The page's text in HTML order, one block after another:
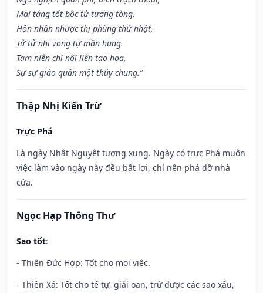
Mai táng tốt bộc tử tương tòng.
Hôn nhân nhược thị phùng thử nhật,
Tử tử nhi vong tự mãn hung.
Tam niên chi nội liên tạo họa,
Sự sự giáo quân một thủy chung.”
Thập Nhị Kiến Trừ
Trực Phá
Là ngày Nhật Nguyệt tương xung. Ngày có trực Phá muôn
việc làm vào ngày này đều bất lợi, chỉ nên phá dỡ nhà
cửa.
Ngọc Hạp Thông Thư
Sao tốt:
- Thiên Đức Hợp: Tốt cho mọi việc.
- Thiên Xá: Tốt cho tế tự, giải oan, trừ được các sao xấu,